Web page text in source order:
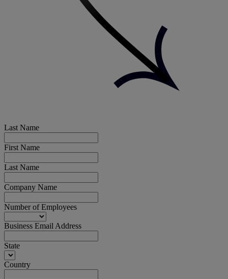
Last Name
First Name
Last Name
Company Name
Number of Employees
Business Email Address
State
Country